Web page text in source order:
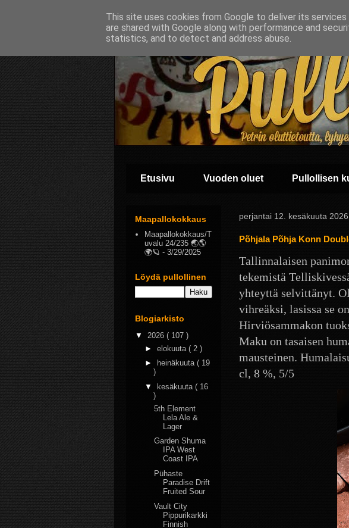
Etusivu Vuoden oluet Pullollisen
perjantai 12. kesäkuuta 2026
Põhjala Põhja Konn
Tallinnalaisen
tekemistä
yhteyttä selvittänyt.
vihreäksi, lasissa se
Hirviösammakon
Maku on tasaisen
mausteinen.
cl, 8 %, 5/5
Maapallokokkaus
Maapallokokkaus/T
uvalu 24/235 🌏🌎
🌍🪐 - 3/29/2025
Löydä pullollinen
Blogiarkisto
▼ 2026 ( 107 )
► elokuuta ( 2 )
►
heinäkuuta ( 19
)
▼
kesäkuuta ( 16
)
5th Element
Lela Ale &
Lager
Garden Shuma
IPA West
Coast IPA
Pühaste
Paradise Drift
Fruited Sour
Vault City
Pippurikarkki
Finnish
This site uses cookies from Google to deliver its
are shared with Google along with performance and
statistics, and to detect and address abuse.